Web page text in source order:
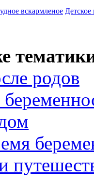
вскармленое Детское
родов